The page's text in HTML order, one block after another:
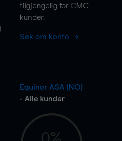
tilgjengelig for CMC
kunder.
Søk om konto
Equinor ASA (NO)
- Alle kunder